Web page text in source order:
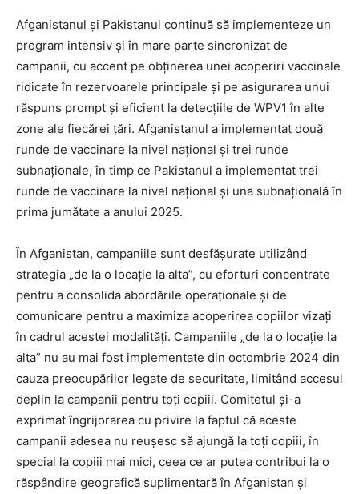
Afganistanul și Pakistanul continuă să implementeze un
program intensiv și în mare parte sincronizat de
campanii, cu accent pe obținerea unei acoperiri vaccinale
ridicate în rezervoarele principale și pe asigurarea unui
răspuns prompt și eficient la detecțiile de WPV1 în alte
zone ale fiecărei țări. Afganistanul a implementat două
runde de vaccinare la nivel național și trei runde
subnaționale, în timp ce Pakistanul a implementat trei
runde de vaccinare la nivel național și una subnațională în
prima jumătate a anului 2025.
În Afganistan, campaniile sunt desfășurate utilizând
strategia „de la o locație la alta”, cu eforturi concentrate
pentru a consolida abordările operaționale și de
comunicare pentru a maximiza acoperirea copiilor vizați
în cadrul acestei modalități. Campaniile „de la o locație la
alta” nu au mai fost implementate din octombrie 2024 din
cauza preocupărilor legate de securitate, limitând accesul
deplin la campanii pentru toți copiii. Comitetul și-a
exprimat îngrijorarea cu privire la faptul că aceste
campanii adesea nu reușesc să ajungă la toți copiii, în
special la copiii mai mici, ceea ce ar putea contribui la o
răspândire geografică suplimentară în Afganistan și